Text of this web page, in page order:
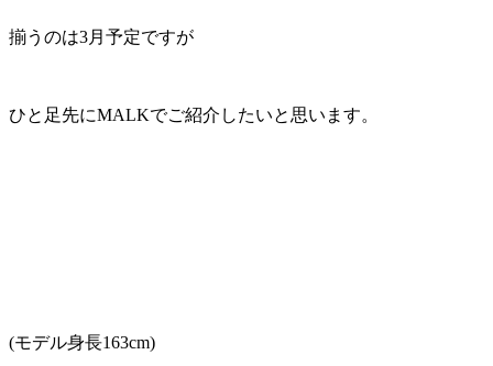
揃うのは3月予定ですが
ひと足先にMALKでご紹介したいと思います。
(モデル身長163cm)